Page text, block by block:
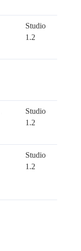
Studio
1.2
Studio
1.2
Studio
1.2